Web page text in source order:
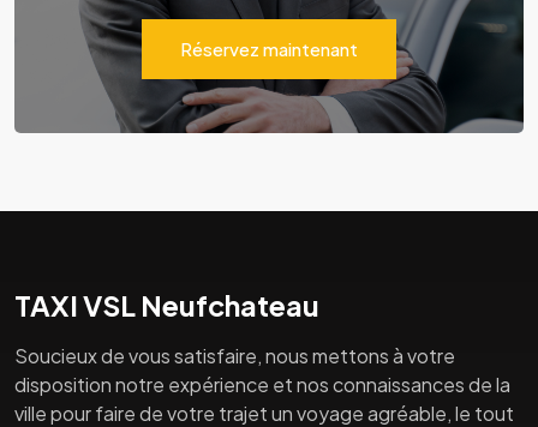
Réservez maintenant
TAXI VSL Neufchateau
Soucieux de vous satisfaire, nous mettons à votre
disposition notre expérience et nos connaissances de la
ville pour faire de votre trajet un voyage agréable, le tout